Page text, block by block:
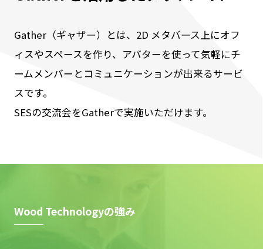
Gather（ギャザー）とは、2D メタバース上にオフ
ィスやスペースを作り、アバターを使って気軽にチ
ームメンバーとコミュニケーションが出来るサービ
スです。
SESの交流会をGatherで実施いただけます。
Wood Technologyの強み